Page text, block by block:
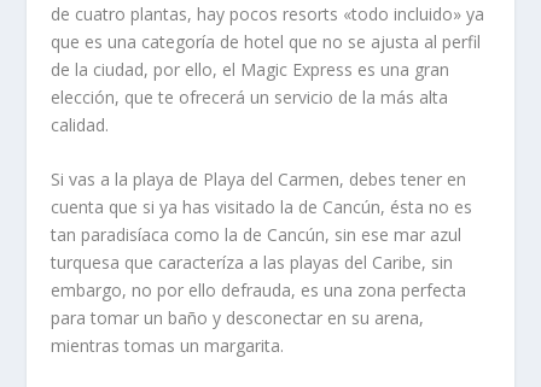
de cuatro plantas, hay pocos resorts «todo incluido» ya
que es una categoría de hotel que no se ajusta al perfil
de la ciudad, por ello, el Magic Express es una gran
elección, que te ofrecerá un servicio de la más alta
calidad.
Si vas a la playa de Playa del Carmen, debes tener en
cuenta que si ya has visitado la de Cancún, ésta no es
tan paradisíaca como la de Cancún, sin ese mar azul
turquesa que caracteríza a las playas del Caribe, sin
embargo, no por ello defrauda, es una zona perfecta
para tomar un baño y desconectar en su arena,
mientras tomas un margarita.